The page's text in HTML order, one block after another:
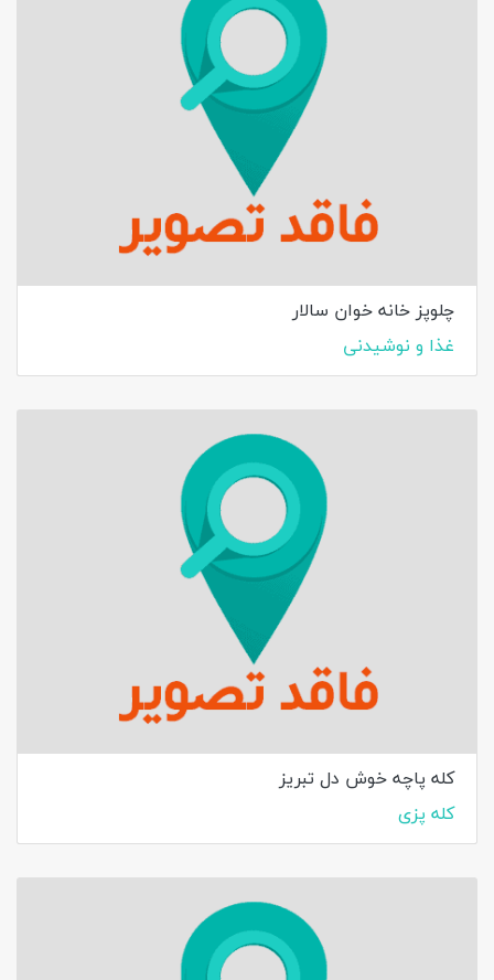
چلوپز خانه خوان سالار
غذا و نوشیدنی
کله پاچه خوش دل تبریز
کله پزی